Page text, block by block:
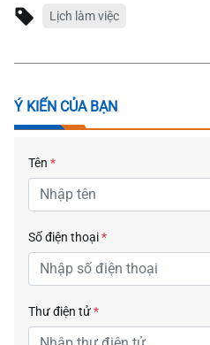
Lịch làm việc
Ý KIẾN CỦA BẠN
Tên *
Số điện thoại*
Thư điện tử*